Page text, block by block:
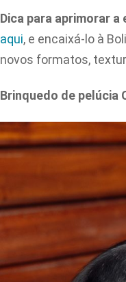
Dica para aprimorar a
aqui, e encaixá-lo à
novos formatos,
Brinquedo de pelúcia